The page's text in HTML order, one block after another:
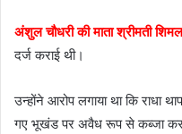
अंशुल चौधरी की माता श्रीमती
दर्ज कराई थी।
उन्होंने आरोप लगाया था कि राधा
गए भूखंड पर अवैध रूप से कब्जा कर